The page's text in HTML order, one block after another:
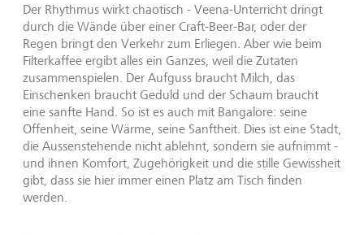
Der Rhythmus wirkt chaotisch - Veena-Unterricht dringt
durch die Wände über einer Craft-Beer-Bar, oder der
Regen bringt den Verkehr zum Erliegen. Aber wie beim
Filterkaffee ergibt alles ein Ganzes, weil die Zutaten
zusammenspielen. Der Aufguss braucht Milch, das
Einschenken braucht Geduld und der Schaum braucht
eine sanfte Hand. So ist es auch mit Bangalore: seine
Offenheit, seine Wärme, seine Sanftheit. Dies ist eine Stadt,
die Aussenstehende nicht ablehnt, sondern sie aufnimmt -
und ihnen Komfort, Zugehörigkeit und die stille Gewissheit
gibt, dass sie hier immer einen Platz am Tisch finden
werden.